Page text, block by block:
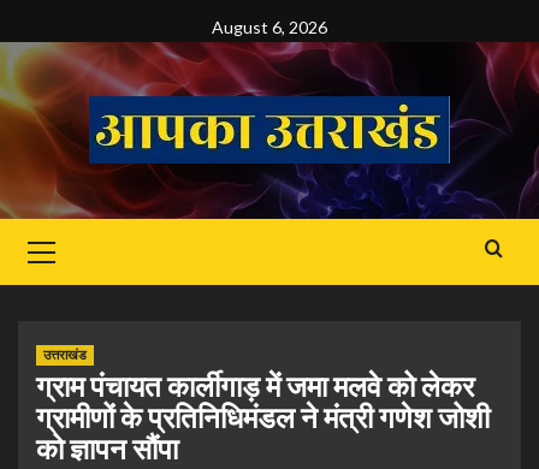
to
content
August 6, 2026
Menu
उत्तराखंड
ग्राम पंचायत कार्लीगाड़ में जमा मलवे को लेकर
ग्रामीणों के प्रतिनिधिमंडल ने मंत्री गणेश जोशी
को ज्ञापन सौंपा